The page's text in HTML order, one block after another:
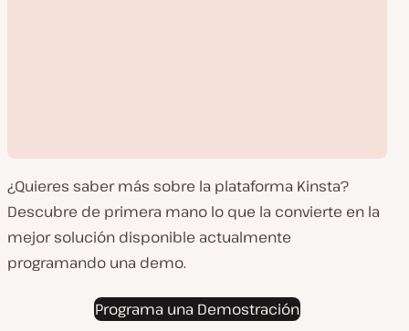
Reproducir
¿Quieres saber más sobre la plataforma Kinsta?
Descubre de primera mano lo que la convierte en la
mejor solución disponible actualmente
programando una demo.
Programa una Demostración